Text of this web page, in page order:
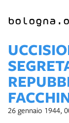
26 gennaio 1944,